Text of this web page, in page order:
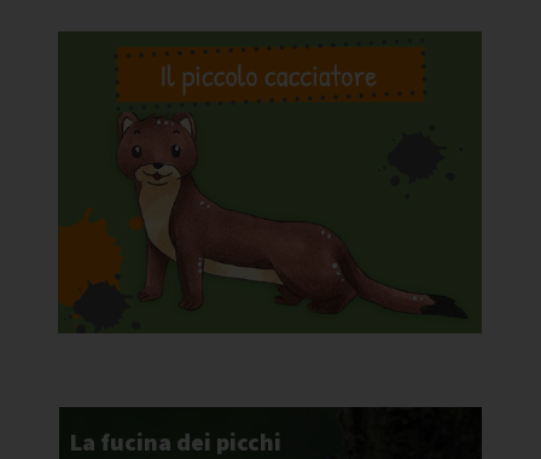
La fucina dei picchi